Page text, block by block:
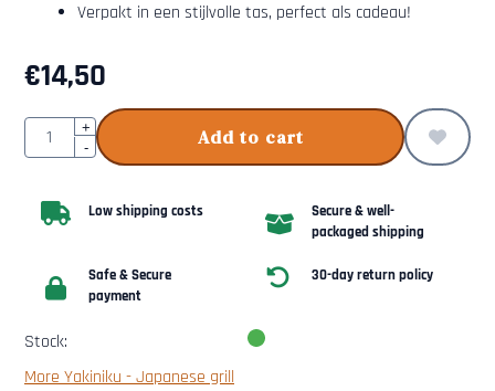
Verpakt in een stijlvolle tas, perfect als cadeau!
€14,50
Quantity+
-
Add to cart
Low shipping costs
Secure & well-
packaged shipping
Safe & Secure
payment
30-day return policy
Stock:
More Yakiniku - Japanese grill